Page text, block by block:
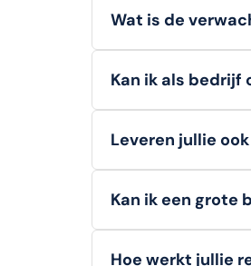
bestellingen onder
Wat is de
Kan ik als bedrijf
tijdens het afrekenen.
Leveren jullie
Kan ik een grote
Hoe werkt jullie